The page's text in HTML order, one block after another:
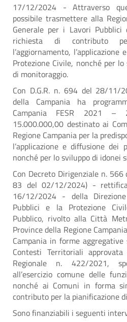
17/12/2024 - Attraverso
possibile trasmettere alla
Generale per i Lavori
richiesta di contributo
l’aggiornamento,
Protezione Civile, nonché per
di monitoraggio.
Con D.G.R. n. 694 del 28/11/
della Campania ha
Campania FESR 2021
15.000.000,00 destinato ai
Regione Campania per la
l’applicazione e diffusione dei
nonché per lo sviluppo di idonei
Con Decreto Dirigenziale n.
83 del 02/12/2024) -
16/12/2024 - della
Pubblici e la Protezione
Pubblico, rivolto alla Città
Province della Regione
Campania in forme aggregative
Contesti Territoriali
Regionale n. 422/2021,
all’esercizio comune delle
nonché ai Comuni in forma
contributo per la pianificazione
Sono finanziabili i seguenti